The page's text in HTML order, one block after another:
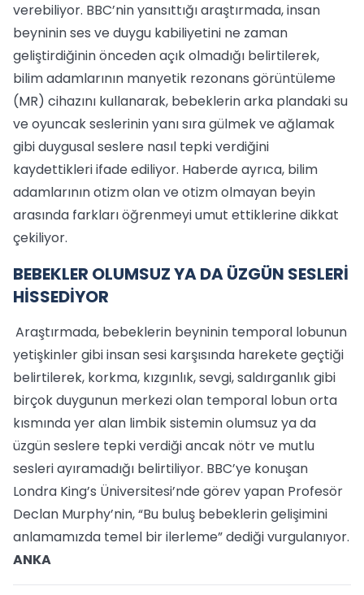
verebiliyor. BBC’nin yansıttığı araştırmada, insan
beyninin ses ve duygu kabiliyetini ne zaman
geliştirdiğinin önceden açık olmadığı belirtilerek,
bilim adamlarının manyetik rezonans görüntüleme
(MR) cihazını kullanarak, bebeklerin arka plandaki su
ve oyuncak seslerinin yanı sıra gülmek ve ağlamak
gibi duygusal seslere nasıl tepki verdiğini
kaydettikleri ifade ediliyor. Haberde ayrıca, bilim
adamlarının otizm olan ve otizm olmayan beyin
arasında farkları öğrenmeyi umut ettiklerine dikkat
çekiliyor.
BEBEKLER OLUMSUZ YA DA ÜZGÜN SESLERİ
HİSSEDİYOR
Araştırmada, bebeklerin beyninin temporal lobunun
yetişkinler gibi insan sesi karşısında harekete geçtiği
belirtilerek, korkma, kızgınlık, sevgi, saldırganlık gibi
birçok duygunun merkezi olan temporal lobun orta
kısmında yer alan limbik sistemin olumsuz ya da
üzgün seslere tepki verdiği ancak nötr ve mutlu
sesleri ayıramadığı belirtiliyor. BBC’ye konuşan
Londra King’s Üniversitesi’nde görev yapan Profesör
Declan Murphy’nin, “Bu buluş bebeklerin gelişimini
anlamamızda temel bir ilerleme” dediği vurgulanıyor.
ANKA